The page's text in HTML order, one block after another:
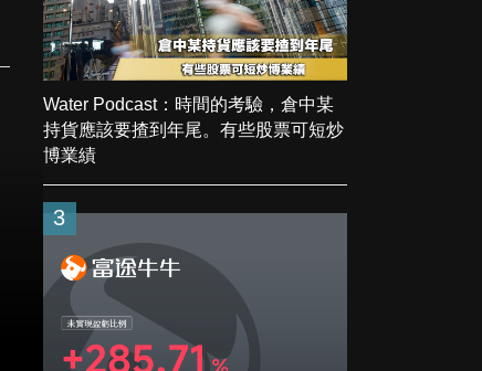
Water Podcast：時間的考驗，倉中某
持貨應該要揸到年尾。有些股票可短炒
博業績
3